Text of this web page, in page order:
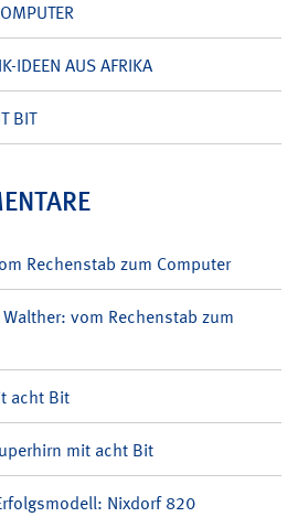
IDEEN AUS AFRIKA
BIT
Rechenstab zum Computer
vom Rechenstab zum
acht Bit
mit acht Bit
Nixdorf 820